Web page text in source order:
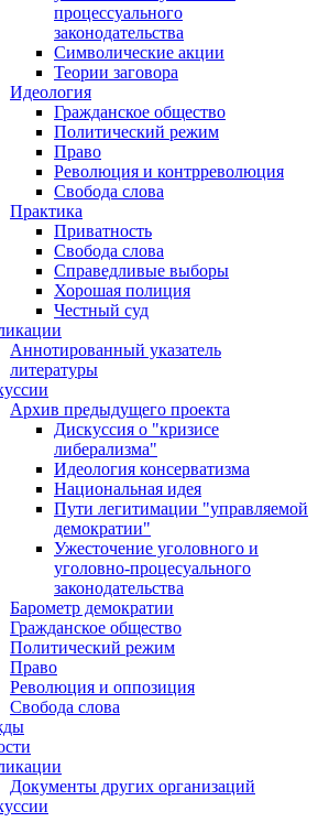
процессуального
законодательства
Символические акции
Теории заговора
Идеология
Гражданское общество
Политический режим
Право
Революция и контрреволюция
Свобода слова
Практика
Приватность
Свобода слова
Справедливые выборы
Хорошая полиция
Честный суд
Аннотированный указатель
литературы
Архив предыдущего проекта
Дискуссия о "кризисе
либерализма"
Идеология консерватизма
Национальная идея
Пути легитимации "управляемой
демократии"
Ужесточение уголовного и
уголовно-процесуального
законодательства
Барометр демократии
Гражданское общество
Политический режим
Право
Революция и оппозиция
Свобода слова
Документы других организаций